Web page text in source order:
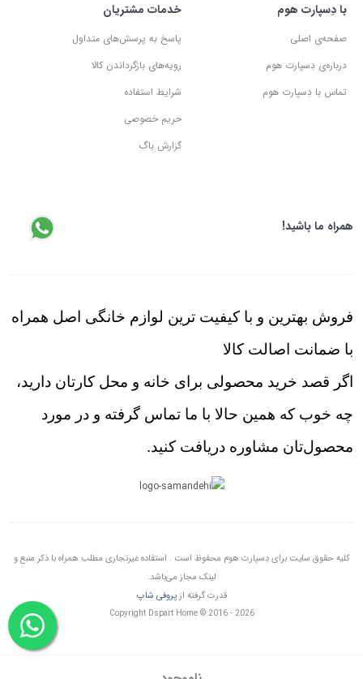
با دِسپارت هوم
صفحه‌ی اصلی
درباره‌ی دِسپارت هوم
تماس با دِسپارت هوم
خدمات مشتریان
پاسخ به پرسش‌های متداول
رویه‌های بازگرداندن کالا
شرایط استفاده
حریم خصوصی
گزارش باگ
همراه ما باشید!
فروش بهترین و با کیفیت ترین لوازم خانگی اصل همراه
با ضمانت اصالت کالا
اگر قصد خرید محصولی برای خانه و محل کارتان دارید،
چه خوب که همین حالا با ما تماس گرفته و در مورد
محصول‌تان مشاوره دریافت کنید.
کلیه حقوق سایت برای دِسپارت هوم محفوظ است . استفاده غیرتجاری مطلب همراه با ذکر منبع و
لینک مجاز می‌باشد.
قدرت گرفته ازپروفی شاپ
Copyright Dspart Home © 2016 - 2026